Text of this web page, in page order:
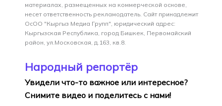
материалах, размещенных на коммерческой основе,
несет ответственность рекламодатель. Сайт принадлежит
ОсОО "Кыргыз Медиа Групп", юридический адрес:
Кыргызская Республика, город Бишкек, Первомайский
район, ул.Московская, д.163, кв.8.
Народный репортёр
Увидели что-то важное или интересное?
Снимите видео и поделитесь с нами!